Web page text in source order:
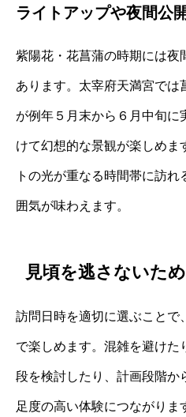
ライトアップや夜間公開
紫陽花・花菖蒲の時期には夜
あります。太宰府天満宮では
が例年５月末から６月中旬に
けて幻想的な景観が楽しめま
トの光が重なる時間帯に訪
囲気が味わえます。
見頃を逃さないた
訪問日時を適切に選ぶことで
で楽しめます。混雑を避けた
段を検討したり、計画段階か
足度の高い体験につながりま